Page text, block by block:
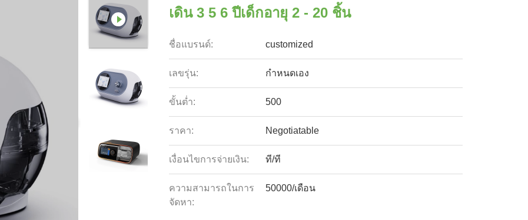
เดิน 3 5 6 ปีเด็กอายุ 2 - 20 ชิ้น
ชื่อแบรนด์: customized
เลขรุ่น: กำหนดเอง
ขั้นต่ำ: 500
ราคา: Negotiatable
เงื่อนไขการจ่ายเงิน: ที/ที
ความสามารถในการ
จัดหา:
50000/เดือน